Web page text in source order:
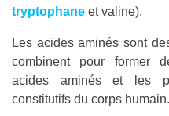
tryptophane et valine).
Les acides aminés sont
combinent pour former
acides aminés et les
constitutifs du corps humain.